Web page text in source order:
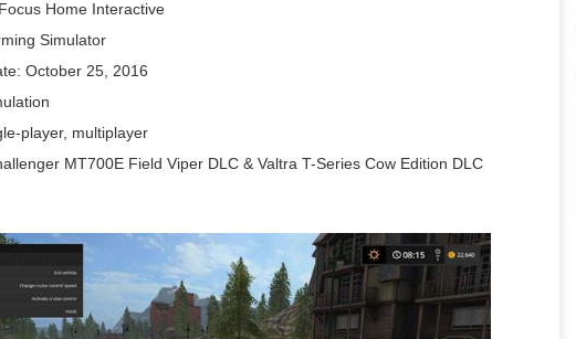
Home Interactive
Simulator
October 25, 2016
player, multiplayer
MT700E Field Viper DLC & Valtra T-Series Cow Edition DLC